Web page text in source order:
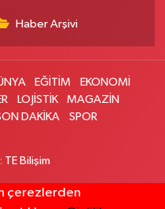
Haber Arşivi
EĞİTİM
EKONOMİ
LOJİSTİK
MAGAZİN
DAKİKA SPOR
TE Bilişim
çerezlerden